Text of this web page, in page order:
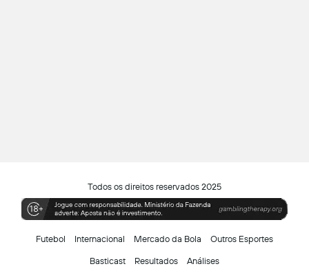
Todos os direitos reservados 2025
Futebol Internacional Mercado da Bola Outros Esportes
Basticast Resultados Análises